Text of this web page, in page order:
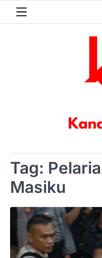
Tag:
Masiku